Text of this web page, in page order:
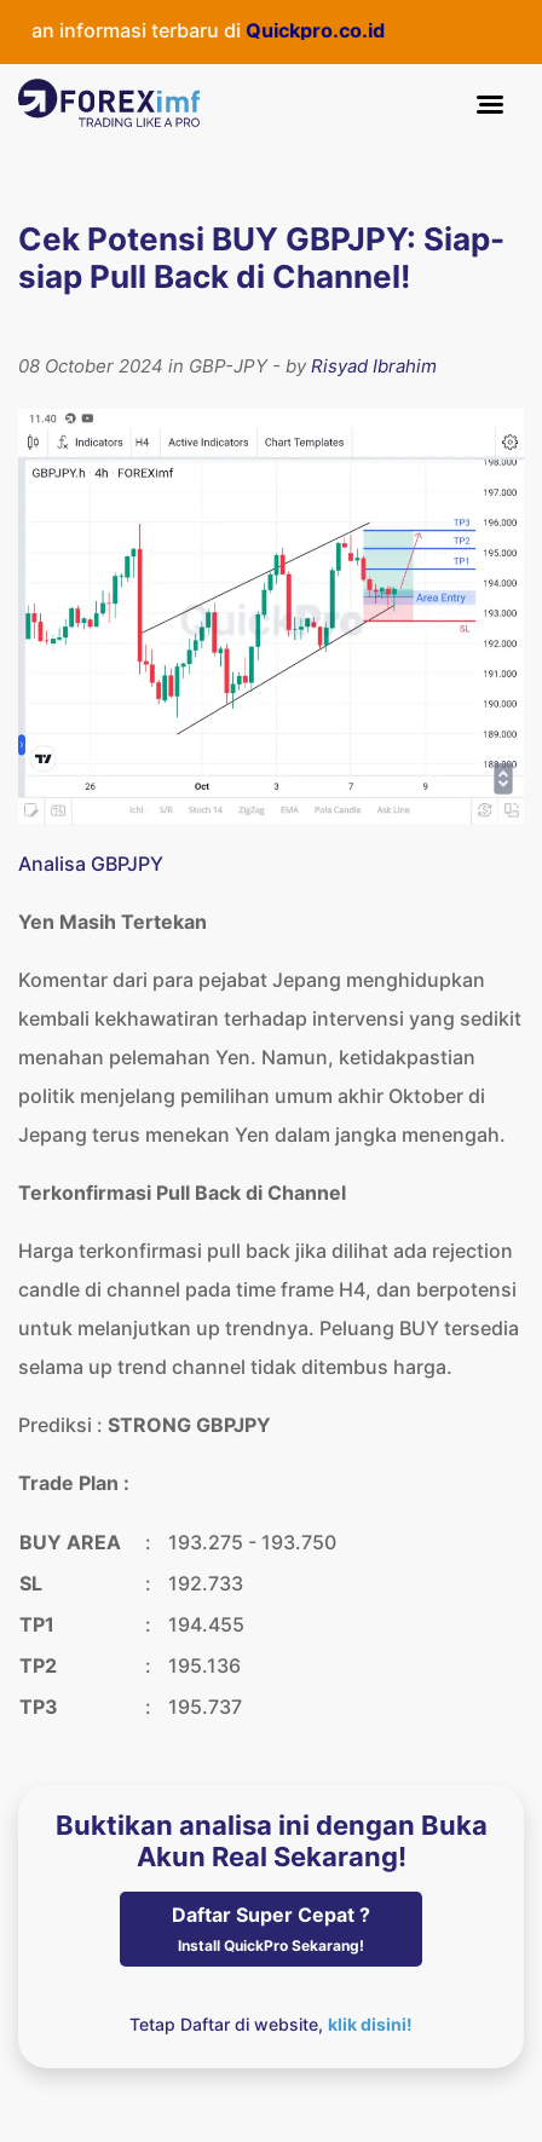
informasi terbaru di Quickpro.co.id
Cek Potensi BUY GBPJPY: Siap-
siap Pull Back di Channel!
08 October 2024 in GBP-JPY - byRisyad Ibrahim
Analisa GBPJPY
Yen Masih Tertekan
Komentar dari para pejabat Jepang menghidupkan
kembali kekhawatiran terhadap intervensi yang sedikit
menahan pelemahan Yen. Namun, ketidakpastian
politik menjelang pemilihan umum akhir Oktober di
Jepang terus menekan Yen dalam jangka menengah.
Terkonfirmasi Pull Back di Channel
Harga terkonfirmasi pull back jika dilihat ada rejection
candle di channel pada time frame H4, dan berpotensi
untuk melanjutkan up trendnya. Peluang BUY tersedia
selama up trend channel tidak ditembus harga.
Prediksi : STRONG GBPJPY
Trade Plan :
BUY AREA :
193.275 - 193.750
SL
:
192.733
TP1
:
194.455
TP2
:
195.136
TP3
: 195.737
Buktikan analisa ini dengan Buka
Akun Real Sekarang!
Daftar Super Cepat ?
Install QuickPro Sekarang!
Tetap Daftar di website, klik disini!